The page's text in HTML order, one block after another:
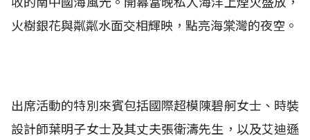
火樹銀花與粼粼水面交相輝映，點亮海棠灣的夜空。
出席活動的特別來賓包括國際超模陳碧舸女士、時裝
設計師葉明子女士及其丈夫張衛濤先生，以及艾迪遜